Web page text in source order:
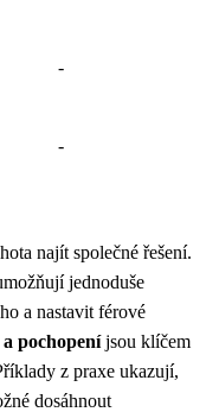
-
-
najít společné řešení.
jednoduše
a nastavit férové
pochopeníjsou klíčem
z praxe ukazují,
dosáhnout